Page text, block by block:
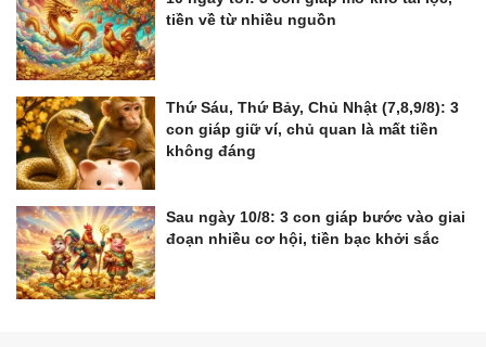
tiền về từ nhiều nguồn
Thứ Sáu, Thứ Bảy, Chủ Nhật (7,8,9/8): 3
con giáp giữ ví, chủ quan là mất tiền
không đáng
Sau ngày 10/8: 3 con giáp bước vào giai
đoạn nhiều cơ hội, tiền bạc khởi sắc